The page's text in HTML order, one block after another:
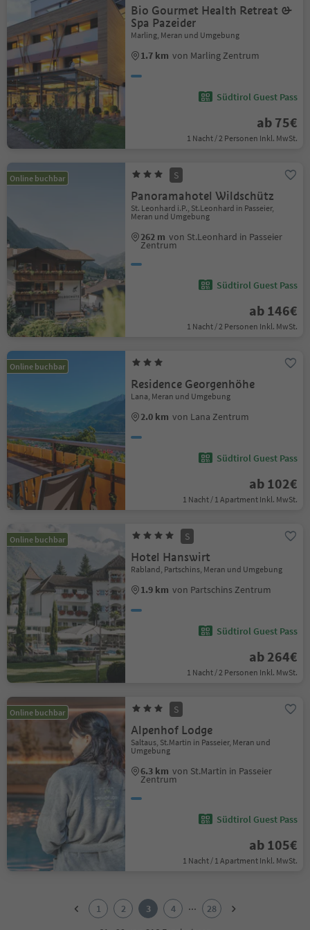
Bio Gourmet Health Retreat &
Spa Pazeider
Marling, Meran und Umgebung
1.7 km von Marling Zentrum
Südtirol Guest Pass
ab 75€
1 Nacht / 2 Personen Inkl. MwSt.
Online buchbar S
Panoramahotel Wildschütz
St. Leonhard i.P., St.Leonhard in Passeier,
Meran und Umgebung
262 m von St.Leonhard in Passeier
Zentrum
Südtirol Guest Pass
ab 146€
1 Nacht / 2 Personen Inkl. MwSt.
Online buchbar
Residence Georgenhöhe
Lana, Meran und Umgebung
2.0 km von Lana Zentrum
Südtirol Guest Pass
ab 102€
1 Nacht / 1 Apartment Inkl. MwSt.
Online buchbar S
Hotel Hanswirt
Rabland, Partschins, Meran und Umgebung
1.9 km von Partschins Zentrum
Südtirol Guest Pass
ab 264€
1 Nacht / 2 Personen Inkl. MwSt.
Online buchbar S
Alpenhof Lodge
Saltaus, St.Martin in Passeier, Meran und
Umgebung
6.3 km von St.Martin in Passeier
Zentrum
Südtirol Guest Pass
ab 105€
1 Nacht / 1 Apartment Inkl. MwSt.
1 2 3 4 ...
28